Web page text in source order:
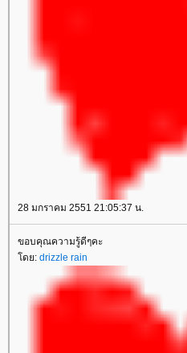
28 มกราคม 2551 21:05:37 น.
ขอบคุณความรู้ดีๆคะ
โดย: drizzle rain